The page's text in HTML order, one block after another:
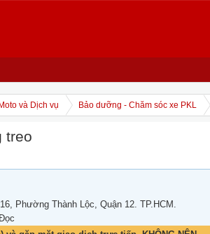
và Dịch vụ Bảo dưỡng - Chăm sóc xe PKL
treo
Phường Thành Lộc, Quận 12. TP.HCM.